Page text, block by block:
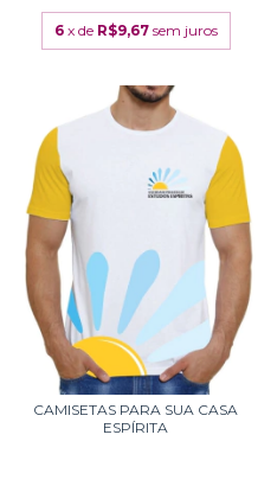
6 x de R$9,67 sem juros
CAMISETAS PARA SUA CASA
ESPÍRITA